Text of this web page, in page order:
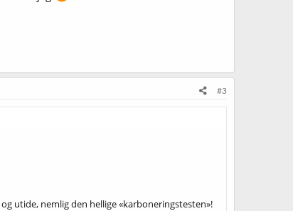
#3
utide, nemlig den hellige «karboneringstesten»!